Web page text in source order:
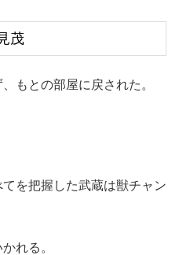
茂
もとの部屋に戻された。
を把握した武蔵は獣チャン
れる。